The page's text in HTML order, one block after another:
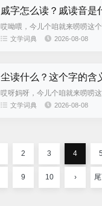
哎呦喂，今儿个咱就来唠唠这个
可有的说了！ 戚读啥音嘞？ 这“
文学词典 2026-08-08
哎呀妈呀，今儿个咱就来唠唠
儿，搁俺们这嘎达可是常见得很
文学词典 2026-08-08
2 3 4 5
9 10 ›